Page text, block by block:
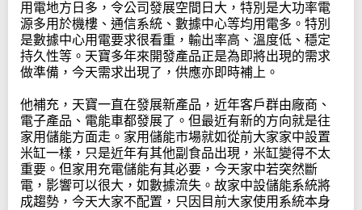
用電地方日多，令公司發展空間日大，特別是大功率電
源多用於機樓、通信系統、數據中心等均用電多。特別
是數據中心用電要求很看重，輸出率高、溫度低、穩定
持久性等。天寶多年來開發產品正是為即將出現的需求
做準備，今天需求出現了，供應亦即時補上。
他補充，天寶一直在發展新產品，近年客戶群由廠商、
電子產品、電能車都發展了。但最近有新的方向就是往
家用儲能方面走。家用儲能市場就如從前大家家中設置
米缸一樣，只是近年有其他副食品出現，米缸變得不太
重要。但家用充電儲能有其必要，今天家中若突然斷
電，影響可以很大，如數據流失。故家中設儲能系統將
成趨勢，今天大家不配置，只因目前大家使用系統本身